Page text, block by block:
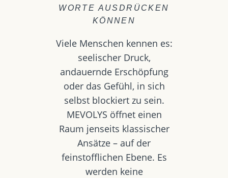
WORTE AUSDRÜCKEN
KÖNNEN
Viele Menschen kennen es:
seelischer Druck,
andauernde Erschöpfung
oder das Gefühl, in sich
selbst blockiert zu sein.
MEVOLYS öffnet einen
Raum jenseits klassischer
Ansätze – auf der
feinstofflichen Ebene. Es
werden keine